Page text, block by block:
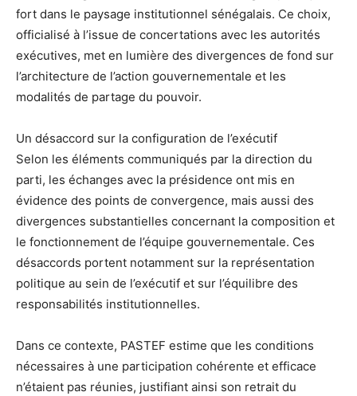
fort dans le paysage institutionnel sénégalais. Ce choix,
officialisé à l’issue de concertations avec les autorités
exécutives, met en lumière des divergences de fond sur
l’architecture de l’action gouvernementale et les
modalités de partage du pouvoir.
Un désaccord sur la configuration de l’exécutif
Selon les éléments communiqués par la direction du
parti, les échanges avec la présidence ont mis en
évidence des points de convergence, mais aussi des
divergences substantielles concernant la composition et
le fonctionnement de l’équipe gouvernementale. Ces
désaccords portent notamment sur la représentation
politique au sein de l’exécutif et sur l’équilibre des
responsabilités institutionnelles.
Dans ce contexte, PASTEF estime que les conditions
nécessaires à une participation cohérente et efficace
n’étaient pas réunies, justifiant ainsi son retrait du